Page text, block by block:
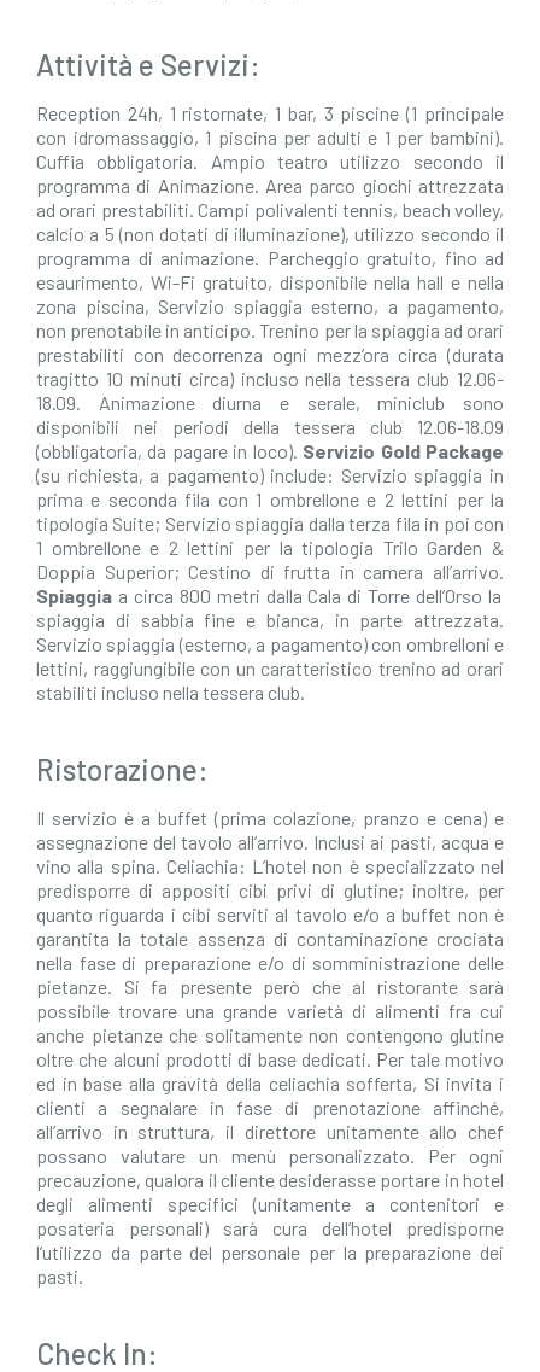
Attività e Servizi:
Reception 24h, 1 ristornate, 1 bar, 3 piscine (1 principale
con idromassaggio, 1 piscina per adulti e 1 per bambini).
Cuffia obbligatoria. Ampio teatro utilizzo secondo il
programma di Animazione. Area parco giochi attrezzata
ad orari prestabiliti. Campi polivalenti tennis, beach volley,
calcio a 5 (non dotati di illuminazione), utilizzo secondo il
programma di animazione. Parcheggio gratuito, fino ad
esaurimento, Wi-Fi gratuito, disponibile nella hall e nella
zona piscina, Servizio spiaggia esterno, a pagamento,
non prenotabile in anticipo. Trenino per la spiaggia ad orari
prestabiliti con decorrenza ogni mezz’ora circa (durata
tragitto 10 minuti circa) incluso nella tessera club 12.06-
18.09. Animazione diurna e serale, miniclub sono
disponibili nei periodi della tessera club 12.06-18.09
(obbligatoria, da pagare in loco). Servizio Gold Package
(su richiesta, a pagamento) include: Servizio spiaggia in
prima e seconda fila con 1 ombrellone e 2 lettini per la
tipologia Suite; Servizio spiaggia dalla terza fila in poi con
1 ombrellone e 2 lettini per la tipologia Trilo Garden &
Doppia Superior; Cestino di frutta in camera all’arrivo.
Spiaggia a circa 800 metri dalla Cala di Torre dell’Orso la
spiaggia di sabbia fine e bianca, in parte attrezzata.
Servizio spiaggia (esterno, a pagamento) con ombrelloni e
lettini, raggiungibile con un caratteristico trenino ad orari
stabiliti incluso nella tessera club.
Ristorazione:
Il servizio è a buffet (prima colazione, pranzo e cena) e
assegnazione del tavolo all’arrivo. Inclusi ai pasti, acqua e
vino alla spina. Celiachia: L’hotel non è specializzato nel
predisporre di appositi cibi privi di glutine; inoltre, per
quanto riguarda i cibi serviti al tavolo e/o a buffet non è
garantita la totale assenza di contaminazione crociata
nella fase di preparazione e/o di somministrazione delle
pietanze. Si fa presente però che al ristorante sarà
possibile trovare una grande varietà di alimenti fra cui
anche pietanze che solitamente non contengono glutine
oltre che alcuni prodotti di base dedicati. Per tale motivo
ed in base alla gravità della celiachia sofferta, Si invita i
clienti a segnalare in fase di prenotazione affinché,
all’arrivo in struttura, il direttore unitamente allo chef
possano valutare un menù personalizzato. Per ogni
precauzione, qualora il cliente desiderasse portare in hotel
degli alimenti specifici (unitamente a contenitori e
posateria personali) sarà cura dell’hotel predisporne
l’utilizzo da parte del personale per la preparazione dei
pasti.
Check In: